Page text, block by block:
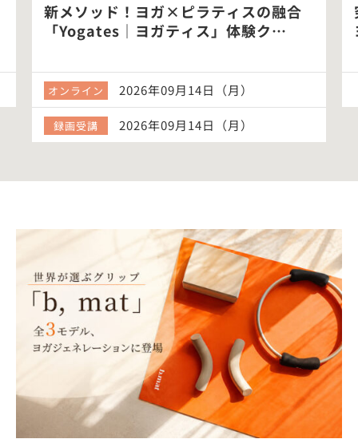
新メソッド！ヨガ×ピラティスの融合
「Yogates｜ヨガティス」体験ク…
オンライン 2026年09月14日（月）
録画受講 2026年09月14日（月）